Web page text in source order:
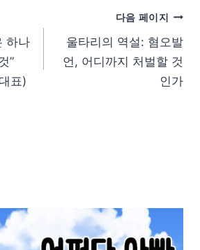
하나
”
표)
다음 페이지
울타리의 역설: 혐오발
언, 어디까지 처벌할 것
인가